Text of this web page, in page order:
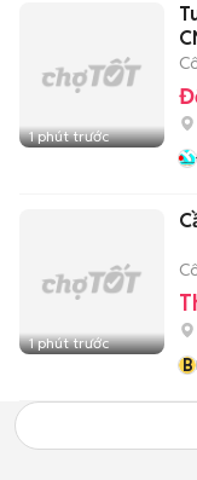
1 phút trước
1 phút trước
B